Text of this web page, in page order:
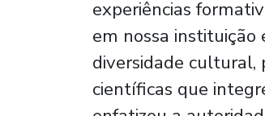
experiências
em nossa
diversidade cultural,
científicas que